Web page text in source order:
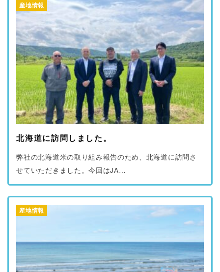
産地情報
北海道に訪問しました。
弊社の北海道米の取り組み報告のため、北海道に訪問さ
せていただきました。今回はJA…
産地情報